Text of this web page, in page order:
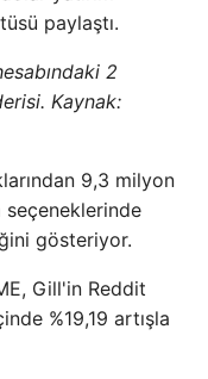
paylaştı.
2
Kaynak:
9,3 milyon
seçeneklerinde
gösteriyor.
Gill'in Reddit
%19,19 artışla